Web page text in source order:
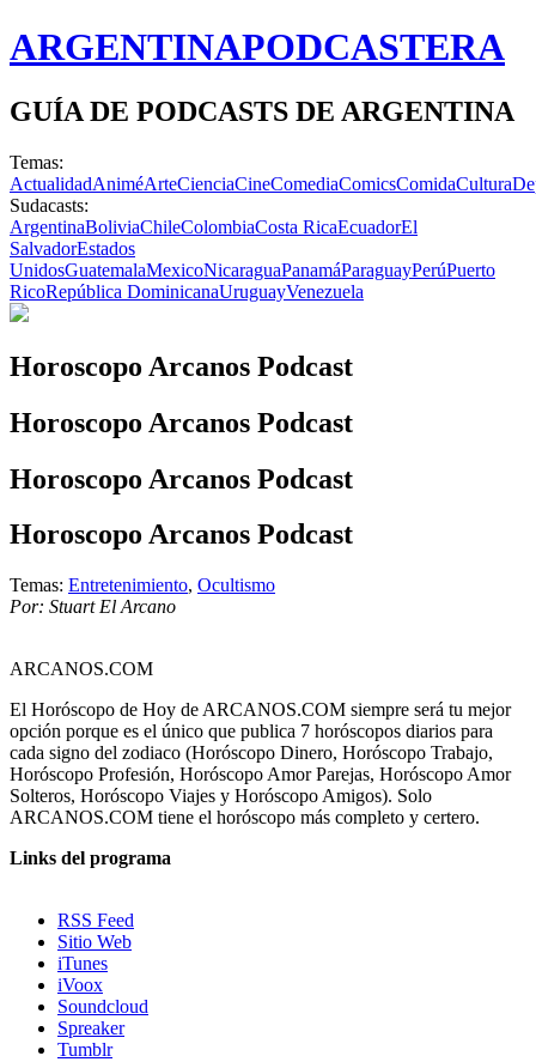
ARGENTINAPODCASTERA
GUÍA DE PODCASTS DE ARGENTINA
Temas:
ActualidadAniméArteCienciaCineComediaComicsComidaCultura
Sudacasts:
ArgentinaBoliviaChileColombiaCosta RicaEcuadorEl
SalvadorEstados
UnidosGuatemalaMexicoNicaraguaPanamáParaguayPerúPuerto
RicoRepública DominicanaUruguayVenezuela
Horoscopo Arcanos Podcast
Horoscopo Arcanos Podcast
Horoscopo Arcanos Podcast
Horoscopo Arcanos Podcast
Temas: Entretenimiento, Ocultismo
Por: Stuart El Arcano
ARCANOS.COM
El Horóscopo de Hoy de ARCANOS.COM siempre será tu mejor
opción porque es el único que publica 7 horóscopos diarios para
cada signo del zodiaco (Horóscopo Dinero, Horóscopo Trabajo,
Horóscopo Profesión, Horóscopo Amor Parejas, Horóscopo Amor
Solteros, Horóscopo Viajes y Horóscopo Amigos). Solo
ARCANOS.COM tiene el horóscopo más completo y certero.
Links del programa
RSS Feed
Sitio Web
iTunes
iVoox
Soundcloud
Spreaker
Tumblr